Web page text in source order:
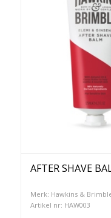
AFTER SHAVE
Merk: Hawkins &
Artikel nr: HAW003